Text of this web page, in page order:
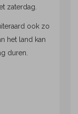
zaterdag.
ook zo
het land kan
duren.